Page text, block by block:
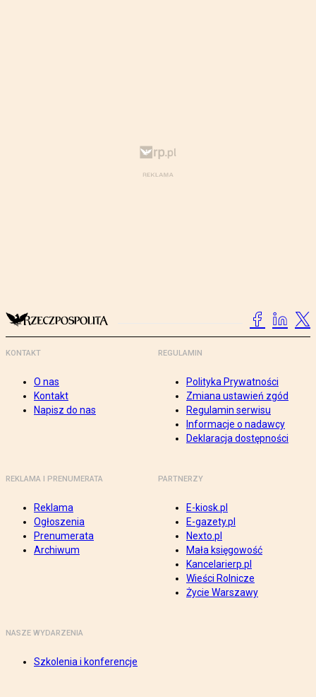
KONTAKT
O nas
Kontakt
Napisz do nas
REGULAMIN
Polityka Prywatności
Zmiana ustawień zgód
Regulamin serwisu
Informacje o nadawcy
Deklaracja dostępności
REKLAMA I PRENUMERATA
Reklama
Ogłoszenia
Prenumerata
Archiwum
PARTNERZY
E-kiosk.pl
E-gazety.pl
Nexto.pl
Mała księgowość
Kancelarierp.pl
Wieści Rolnicze
Życie Warszawy
NASZE WYDARZENIA
Szkolenia i konferencje